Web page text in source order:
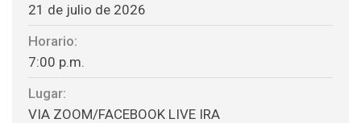
21 de julio de 2026
Horario:
7:00 p.m.
Lugar:
VIA ZOOM/FACEBOOK LIVE IRA